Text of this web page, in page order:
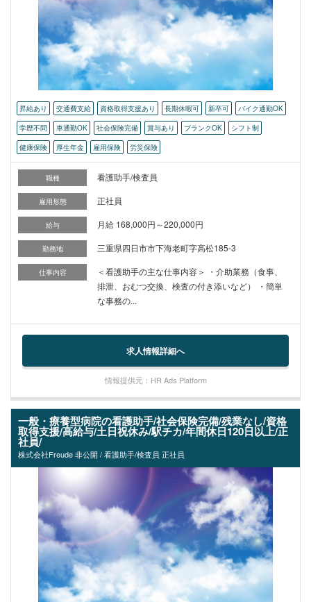
昇給あり 交通費支給 資格取得支援あり 長期休暇可 新卒可
バイク通勤OK
学歴不問
車通勤OK 社会保険完備 賞与あり ブランクOK
シフト制
健康保険
厚生年金 雇用保険 労災保険
職種 看護助手/検査員
雇用形態 正社員
給与 月給 168,000円～220,000円
勤務地 三重県四日市市下海老町字高松185-3
仕事内容
＜看護助手の主な仕事内容＞ ・介助業務（食事、
排泄、おむつ交換、検査の付き添いなど） ・簡単
な事務の...
求人情報詳細へ
情報提供元：HR Ads Platform
一般・療養型病院の看護助手/社会保険完備/残業なし/資格
取得支援/高給与/土日祝休み/駅チカ/年間休日120日以上/正
社員/
株式会社Freude 非公開 / 看護助手/検査員 正社員